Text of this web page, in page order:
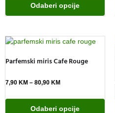
Odaberi opcije
Parfemski miris Cafe Rouge
7,90 KM – 80,90 KM
Odaberi opcije